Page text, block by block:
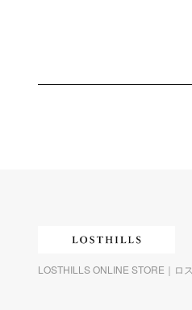
LOSTHILLS ONLINE STORE｜ロ